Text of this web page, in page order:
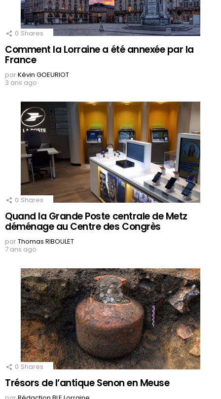
0 Shares
Comment la Lorraine a été annexée par la
France
parKévin GOEURIOT
3 ans ago
0 Shares
Quand la Grande Poste centrale de Metz
déménage au Centre des Congrès
parThomas RIBOULET
7 ans ago
0 Shares
Trésors de l’antique Senon en Meuse